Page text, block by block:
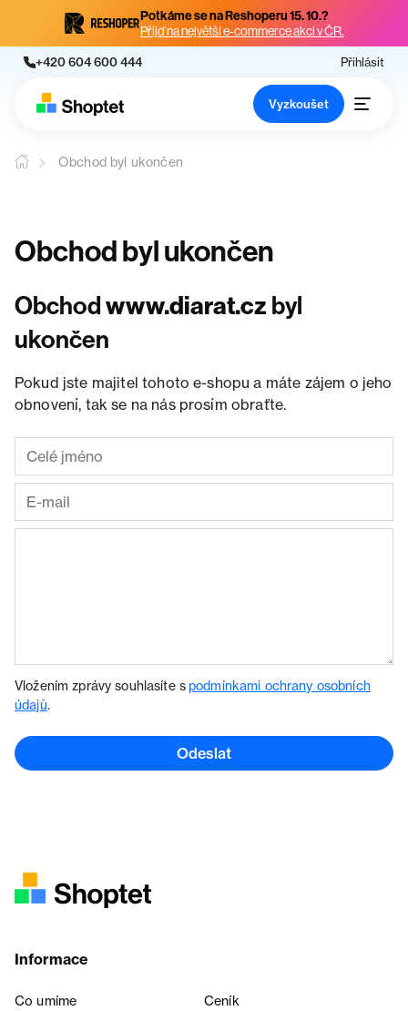
Potkáme se na Reshoperu 15. 10.?
Přijď na největší e-commerce akci v ČR.
+420 604 600 444 Přihlásit
Vyzkoušet
Obchod byl ukončen
Obchod byl ukončen
Obchodwww.diarat.cz byl
ukončen
Pokud jste majitel tohoto e-shopu a máte zájem o jeho
obnovení, tak se na nás prosím obraťte.
Vložením zprávy souhlasíte spodmínkami ochrany osobních
údajů.
Odeslat
Informace
Co umíme
Ceník